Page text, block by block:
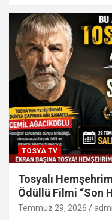
TOSYA TV
Tosyalı
Ödüllü Filmi “Son
Temmuz 29, 2026